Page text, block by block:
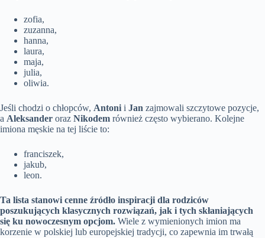
zofia,
zuzanna,
hanna,
laura,
maja,
julia,
oliwia.
Jeśli chodzi o chłopców, Antoni i Jan zajmowali szczytowe pozycje,
a Aleksander oraz Nikodem również często wybierano. Kolejne
imiona męskie na tej liście to:
franciszek,
jakub,
leon.
Ta lista stanowi cenne źródło inspiracji dla rodziców
poszukujących klasycznych rozwiązań, jak i tych skłaniających
się ku nowoczesnym opcjom. Wiele z wymienionych imion ma
korzenie w polskiej lub europejskiej tradycji, co zapewnia im trwałą